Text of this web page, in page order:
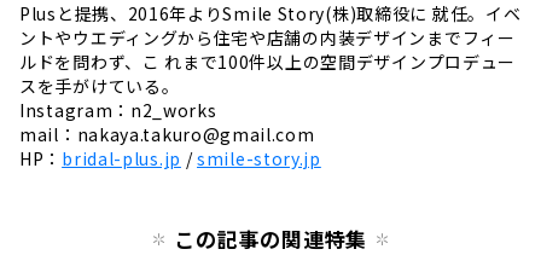
Plusと提携、2016年よりSmile Story(株)取締役に 就任。イベ
ントやウエディングから住宅や店舗の内装デザインまでフィー
ルドを問わず、こ れまで100件以上の空間デザインプロデュー
スを手がけている。
Instagram：n2_works
mail： nakaya.takuro@gmail.com
HP： bridal-plus.jp /smile-story.jp
この記事の関連特集